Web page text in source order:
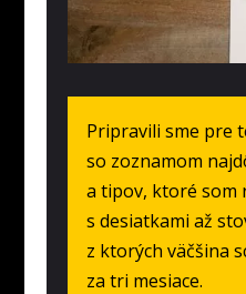
Pripravili sme pre
so zoznamom
a tipov, ktoré som
s desiatkami až
z ktorých väčšina
za tri mesiace.